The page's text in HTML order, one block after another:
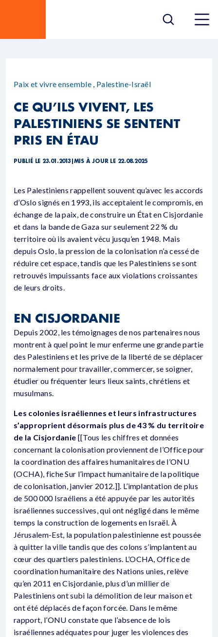
Paix et vivre ensemble , Palestine-Israël
CE QU’ILS VIVENT, LES
PALESTINIENS SE SENTENT
PRIS EN ÉTAU
PUBLIÉ LE 23.01.2013 MIS À JOUR LE 22.08.2025
Les Palestiniens rappellent souvent qu’avec les accords
d’Oslo signés en 1993, ils acceptaient le compromis, en
échange de la paix, de construire un État en Cisjordanie
et dans la bande de Gaza sur seulement 22 % du
territoire où ils avaient vécu jusqu’en 1948. Mais
depuis Oslo, la pression de la colonisation n’a cessé de
réduire cet espace, tandis que les Palestiniens se sont
retrouvés impuissants face aux violations croissantes
de leurs droits.
EN CISJORDANIE
Depuis 2002, les témoignages de nos partenaires nous
montrent à quel point le mur enferme une grande partie
des Palestiniens et les prive de la liberté de se déplacer
normalement pour travailler, commercer, se soigner,
étudier ou fréquenter leurs lieux saints, chrétiens et
musulmans.
Les colonies israéliennes et leurs infrastructures
s’approprient désormais plus de 43 % du territoire
de la Cisjordanie [[Tous les chiffres et données
concernant la colonisation proviennent de l’Office pour
la coordination des affaires humanitaires de l’ONU
(OCHA), fiche Sur l’impact humanitaire de la politique
de colonisation, janvier 2012.]]. L’implantation de plus
de 500 000 Israéliens a été appuyée par les autorités
israéliennes successives, qui ont négligé dans le même
temps la construction de logements en Israël. À
Jérusalem-Est, la population palestinienne est poussée
à quitter la ville tandis que des colons s’implantent au
cœur des quartiers palestiniens. L’OCHA, Office de
coordination humanitaire des Nations unies, relève
qu’en 2011 en Cisjordanie, plus d’un millier de
Palestiniens ont subi la démolition de leur maison et
ont été déplacés de façon forcée. Dans le même
rapport, l’ONU constate que l’absence de lois
israéliennes adéquates pour juger les violences des